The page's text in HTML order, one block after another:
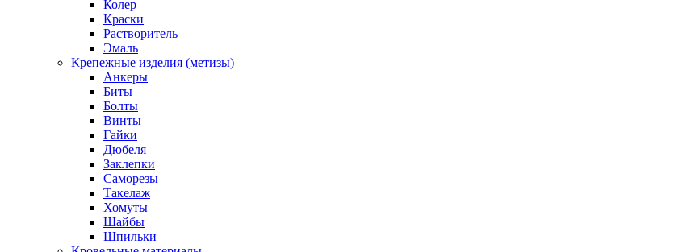
Колер
Краски
Растворитель
Эмаль
Крепежные изделия (метизы)
Анкеры
Биты
Болты
Винты
Гайки
Дюбеля
Заклепки
Саморезы
Такелаж
Хомуты
Шайбы
Шпильки